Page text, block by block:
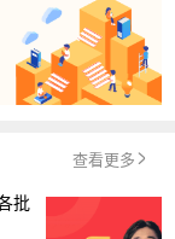
查看更多
批